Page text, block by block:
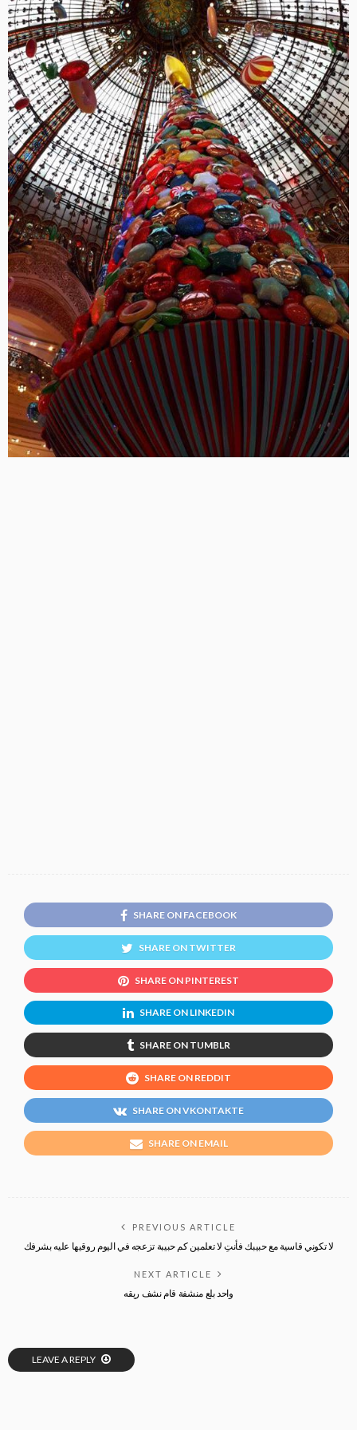
SHARE ON FACEBOOK
SHARE ON TWITTER
SHARE ON PINTEREST
SHARE ON LINKEDIN
SHARE ON TUMBLR
SHARE ON REDDIT
SHARE ON VKONTAKTE
SHARE ON EMAIL
PREVIOUS ARTICLE
لا تكوني قاسية مع حبيبك ‏فأنتِ لا تعلمين كم حبيبة تزعجه في اليوم روقيها عليه بشرفك
NEXT ARTICLE
واحد بلع منشفة قام نشف ريقه
LEAVE A REPLY